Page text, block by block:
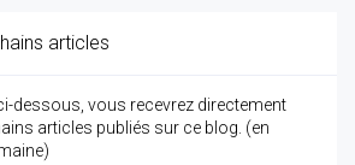
articles
dessous, vous recevrez directement
articles publiés sur ce blog. (en